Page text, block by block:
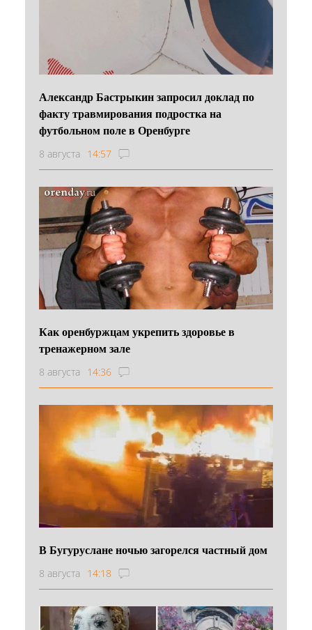
Александр Бастрыкин запросил доклад по
факту травмирования подростка на
футбольном поле в Оренбурге
8 августа 14:57
Как оренбуржцам укрепить здоровье в
тренажерном зале
8 августа 14:36
В Бугуруслане ночью загорелся частный дом
8 августа 14:18